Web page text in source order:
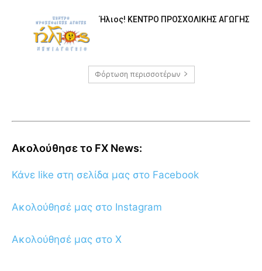
Ήλιος! ΚΕΝΤΡΟ ΠΡΟΣΧΟΛΙΚΗΣ ΑΓΩΓΗΣ
Φόρτωση περισσοτέρων
Ακολούθησε το FX News:
Κάνε like στη σελίδα μας στο Facebook
Ακολούθησέ μας στο Instagram
Ακολούθησέ μας στο X